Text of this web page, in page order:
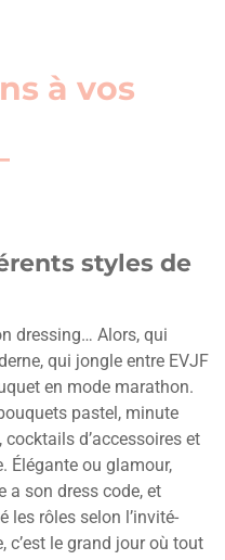
à vos
styles de
dressing… Alors, qui
qui jongle entre EVJF
en mode marathon.
pastel, minute
d’accessoires et
Élégante ou glamour,
a son dress code, et
les rôles selon l’invité-
c’est le grand jour où tout